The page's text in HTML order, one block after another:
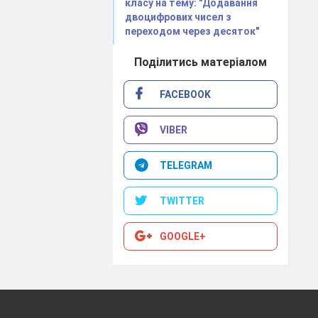
класу на тему: "Додавання
двоцифрових чисел з
переходом через десяток"
Поділитись матеріалом
FACEBOOK
VIBER
TELEGRAM
TWITTER
GOOGLE+